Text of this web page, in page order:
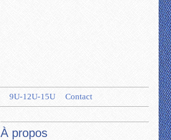
9U-12U-15U Contact
À propos